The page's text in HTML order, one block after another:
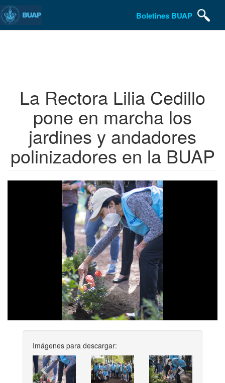
Boletines BUAP
La Rectora Lilia Cedillo
pone en marcha los
jardines y andadores
polinizadores en la BUAP
Imágenes para descargar:
Previous Next